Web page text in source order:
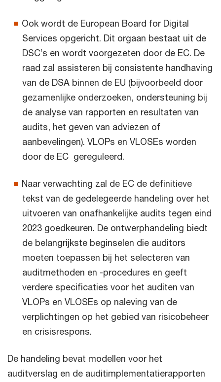
Ook wordt de European Board for Digital
Services opgericht. Dit orgaan bestaat uit de
DSC’s en wordt voorgezeten door de EC. De
raad zal assisteren bij consistente handhaving
van de DSA binnen de EU (bijvoorbeeld door
gezamenlijke onderzoeken, ondersteuning bij
de analyse van rapporten en resultaten van
audits, het geven van adviezen of
aanbevelingen). VLOPs en VLOSEs worden
door de EC gereguleerd.
Naar verwachting zal de EC de definitieve
tekst van de gedelegeerde handeling over het
uitvoeren van onafhankelijke audits tegen eind
2023 goedkeuren. De ontwerphandeling biedt
de belangrijkste beginselen die auditors
moeten toepassen bij het selecteren van
auditmethoden en -procedures en geeft
verdere specificaties voor het auditen van
VLOPs en VLOSEs op naleving van de
verplichtingen op het gebied van risicobeheer
en crisisrespons.
De handeling bevat modellen voor het
auditverslag en de auditimplementatierapporten